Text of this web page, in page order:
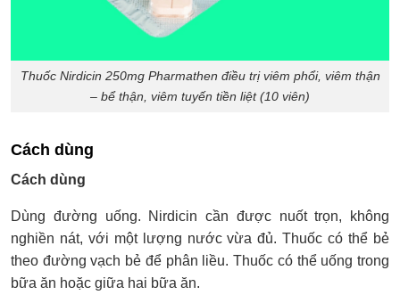
Thuốc Nirdicin 250mg Pharmathen điều trị viêm phổi, viêm thận
– bể thận, viêm tuyến tiền liệt (10 viên)
Cách dùng
Cách dùng
Dùng đường uống. Nirdicin cần được nuốt trọn, không
nghiền nát, với một lượng nước vừa đủ. Thuốc có thể bẻ
theo đường vạch bẻ để phân liều. Thuốc có thể uống trong
bữa ăn hoặc giữa hai bữa ăn.